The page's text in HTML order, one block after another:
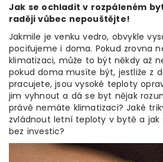
Jak se ochladit v rozpáleném
raději vůbec nepouštějte!
Jakmile je venku vedro, obvykle
pociťujeme i doma. Pokud zrovna
klimatizaci, může to být někdy až
pokud doma musíte být, jestliže z
pracujete, jsou vysoké teploty
jim vyhnout a dá se byt nějak
právě nemáte klimatizaci? Jaké
zvládnout letní teploty v bytě a jak
bez investic?